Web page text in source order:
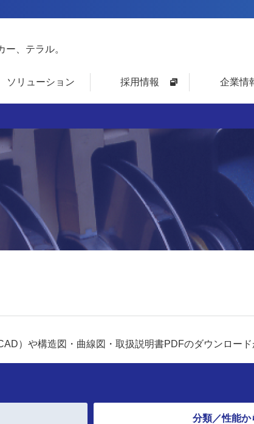
ー、テラル。
ソリューション 採用情報 企業情
）や構造図・曲線図・取扱説明書PDFのダウンロード
分類／性能か